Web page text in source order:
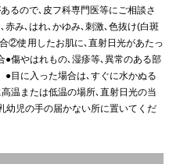
るので､皮フ科専門医等にご相談さ
み､はれ､かゆみ､刺激､色抜け(白斑
②使用したお肌に､直射日光があたっ
傷やはれもの､湿疹等､異常のある部
目に入った場合は､すぐに水かぬる
温または低温の場所､直射日光の当
幼児の手の届かない所に置いてくだ